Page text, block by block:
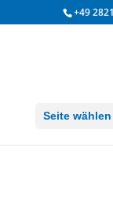
+49
Seite wählen